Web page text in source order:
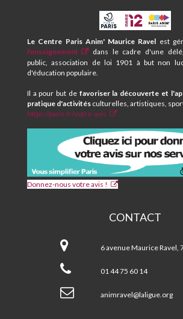
CPA
ET
CENTRE
SOCIAL
MAURICE
Le Centre Paris Anim' Maurice Ravel est
l'enseignement
dans le cadre d'une
public, association de loi 1901 à but non
d'éducation populaire.
Il a pour but de favoriser la découverte et
pratique d'activités culturelles, artistiques,
https://paris.fr/votre-avis
Donnez-nous votre avis !
CONTACT
Centre
Social
MAURICE
6 avenue Maurice Ravel,
01 44 75 60 14
animravel@laligue.org